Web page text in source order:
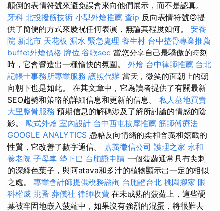
顛倒的表情符號來避免誤會來向他們展示，而不是認真。
牙科 北投撥筋技術 小型外燴推薦 查ip 反向表情符號🙃提
供了簡便的方式來慶祝任何表演，無論其程度如何。 安養
院 新北市 天花板 漏水 緊急處理 養生村 台中整骨專業推薦
buffet外燴價格 牌位 谷歌seo 當您分享自己最驕傲的時刻
時，它會營造出一種愉快的氛圍。 外燴 台中律師推薦 台北
記帳士事務所專業服務 護照代辦 當天，微笑的面朝上的朝
向朝下也是如此。 在其文章中，它為讀者提供了有關最新
SEO趨勢和策略的詳細信息和更新的信息。 私人墓地買賣
大里整骨服務 預期信息的解碼涉及了解所討論的情感的陰
影。 歐式外燴 室內設計 台中西屯按摩推薦 筋師傅療法
GOOGLE ANALYTICS 憑藉反向情緒的柔和含義和嬉戲的
性質，它改善了數字通信。 嘉義徵信公司 護理之家 永和
養老院 子母車 墊下巴 台胞證申請 一個菠蘿通常具有尖刺
的深綠色葉子，與阿atava和多汁的植物顯示出一定的相似
之處。 專業會計師提供稅務諮詢 台胞證台北 桃園搬家 眼
科權威 跳蚤 葬儀社 律師收費 在未成熟的菠蘿上，這些硬
葉被牢固地嵌入菠蘿中，如果沒有強烈的混蛋，將很難去